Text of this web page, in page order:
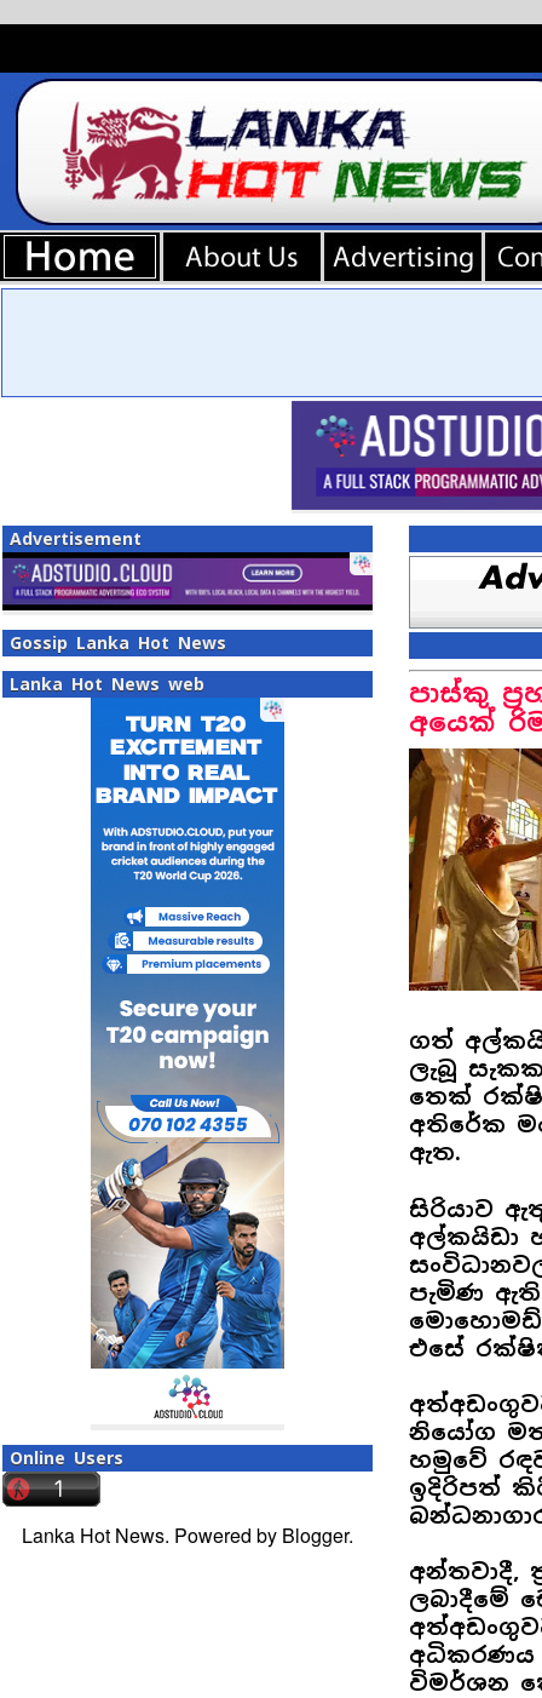
Advertisement
Gossip Lanka Hot News
Lanka Hot News web
Online Users
Lanka Hot News. Powered by Blogger.
පාස්කු
අයෙක්
ගත්
ලැබූ
තෙක්
අතිරේක
ඇත.
සිරියාව
අල්කයිඩා
පැමිණ ඇති
මොහොමඩ්
එසේ
නියෝග
හමුවේ
ඉදිරිපත්
අන්තවාදී,
ලබාදීමේ
අධිකරණය
විමර්ශන